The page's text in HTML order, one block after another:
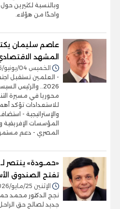
وبالنسبة لكثيرين حول
واحدًا من هؤلاء.
عاصم سليمان
المشهد
الخميس 04/يونيو/2026 - 03:19 م
- العلمين تستقبل
2026.. والرئيس
محوريا في مسيرة
للاستعدادات تؤكد
والإستراتيجية -
المؤسسات الإفريقية
المصري - دعم مستمر
«حمـودة» ينتصر
تفتح الصندوق
الإثنين 25/مايو/2026 - 04:20 م
نجح الدكتور محمد
جديد لصالح حق